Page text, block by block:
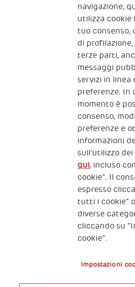
The Human
CONTATTACI
2, Piazza Duca degli
Trieste Italy
Fiscal code (Italy)
VAT code
Privacy & GDPR
navigazione,
utilizza cookie
tuo consenso,
di
terze parti,
messaggi
servizi in linea
preferenze. In
momento è
consenso,
preferenze e
informazioni
sull’utilizzo
qui, incluso
cookie". Il
espresso
tutti i cookie”
diverse
cliccando su
cookie”.
Impostazioni